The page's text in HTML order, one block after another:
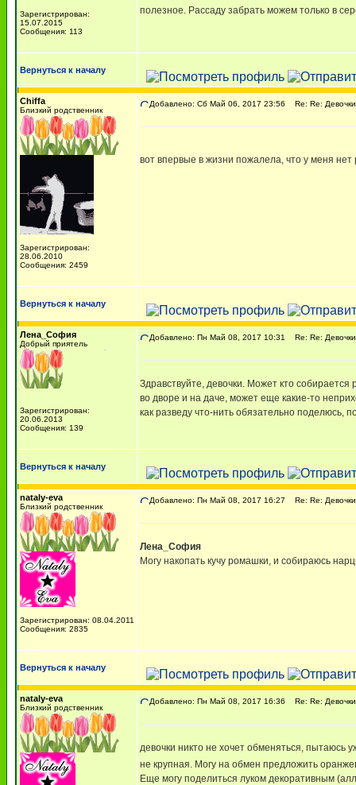
Зарегистрирован:
15.07.2015
Сообщения: 113
полезное. Рассаду забрать можем только в
Вернуться к началу
Chiffa
Близкий родственник
Зарегистрирован:
28.06.2010
Сообщения: 2459
Добавлено: Сб Май 06, 2017 23:56 Re: Re:
вот впервые в жизни пожалела, что у меня
Вернуться к началу
Лена_София
Добрый приятель
Зарегистрирован:
20.06.2013
Сообщения: 139
Добавлено: Пн Май 08, 2017 10:31 Re: Re:
Здравствуйте, девочки. Может кто
во дворе и на даче, может еще какие-то
как разведу что-нить обязательно поделюсь,
Вернуться к началу
nataly-eva
Близкий родственник
Зарегистрирован: 08.04.2011
Сообщения: 2835
Добавлено: Пн Май 08, 2017 16:27 Re: Re:
Лена_София
Могу накопать кучу ромашки, и собираюсь
Вернуться к началу
nataly-eva
Близкий родственник
Добавлено: Пн Май 08, 2017 16:36 Re: Re:
девочки никто не хочет обменяться, пытаюсь
не крупная. Могу на обмен предложить
Еще могу поделиться луком декоративным